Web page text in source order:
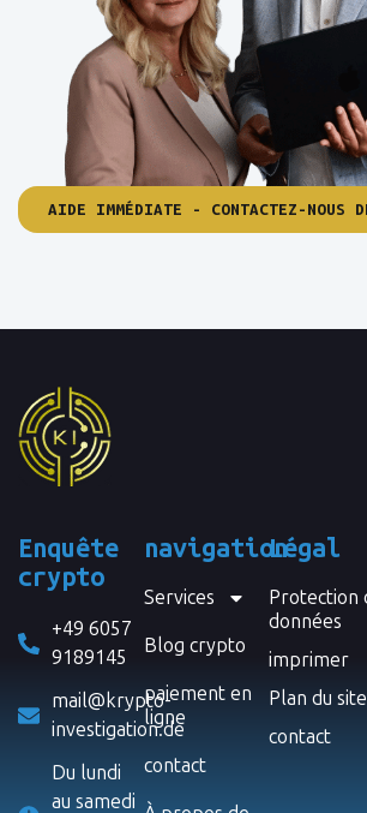
AIDE IMMÉDIATE - CONTACTEZ-NOUS
Enquête
crypto
+49 6057
9189145
mail@krypto-
investigation.de
Du lundi
au samedi
navigation
Services
Blog crypto
paiement en
ligne
contact
Légal
Protection
données
imprimer
Plan du site
contact